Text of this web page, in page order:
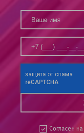
Согласен на